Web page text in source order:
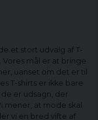
et stort udvalg af T-
Vores mål er at bringe
uanset om det er til
T-shirts er ikke bare
er udsagn, der
mener, at mode skal
vi en bred vifte af